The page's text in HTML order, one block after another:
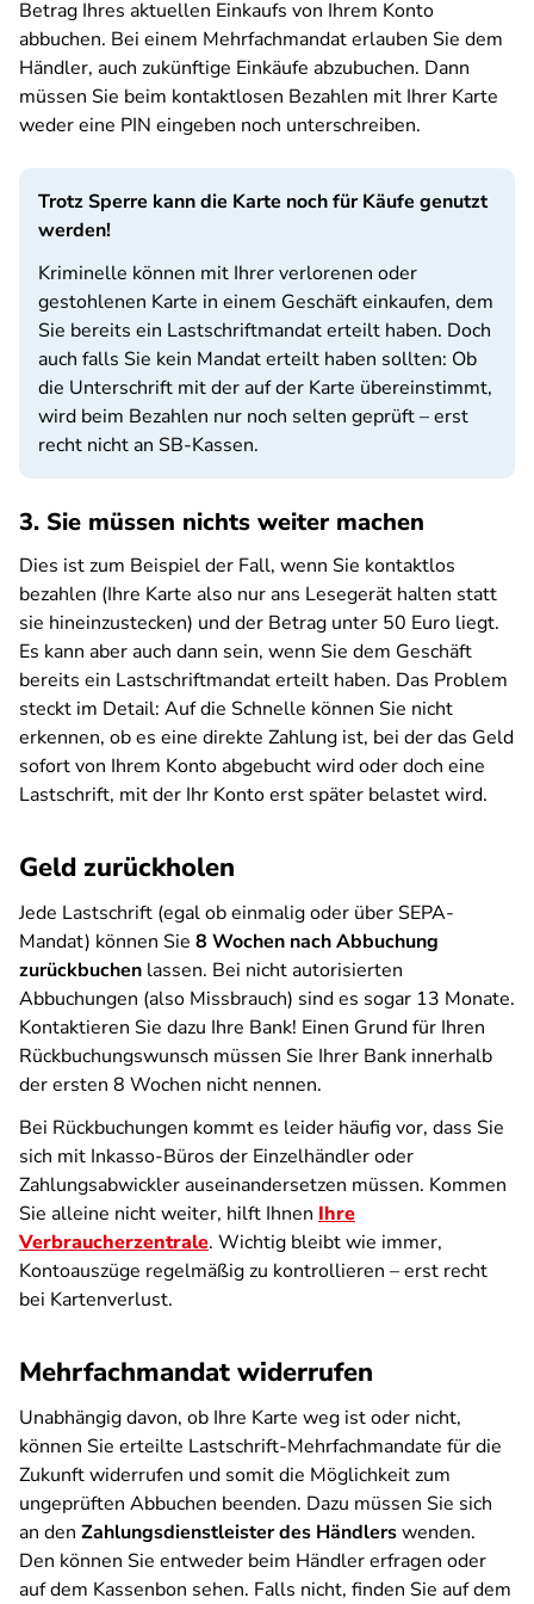
Betrag Ihres aktuellen Einkaufs von Ihrem Konto
abbuchen. Bei einem Mehrfachmandat erlauben Sie dem
Händler, auch zukünftige Einkäufe abzubuchen. Dann
müssen Sie beim kontaktlosen Bezahlen mit Ihrer Karte
weder eine PIN eingeben noch unterschreiben.
Trotz Sperre kann die Karte noch für Käufe genutzt
werden!
Kriminelle können mit Ihrer verlorenen oder
gestohlenen Karte in einem Geschäft einkaufen, dem
Sie bereits ein Lastschriftmandat erteilt haben. Doch
auch falls Sie kein Mandat erteilt haben sollten: Ob
die Unterschrift mit der auf der Karte übereinstimmt,
wird beim Bezahlen nur noch selten geprüft – erst
recht nicht an SB-Kassen.
3. Sie müssen nichts weiter machen
Dies ist zum Beispiel der Fall, wenn Sie kontaktlos
bezahlen (Ihre Karte also nur ans Lesegerät halten statt
sie hineinzustecken) und der Betrag unter 50 Euro liegt.
Es kann aber auch dann sein, wenn Sie dem Geschäft
bereits ein Lastschriftmandat erteilt haben. Das Problem
steckt im Detail: Auf die Schnelle können Sie nicht
erkennen, ob es eine direkte Zahlung ist, bei der das Geld
sofort von Ihrem Konto abgebucht wird oder doch eine
Lastschrift, mit der Ihr Konto erst später belastet wird.
Geld zurückholen
Jede Lastschrift (egal ob einmalig oder über SEPA-
Mandat) können Sie 8 Wochen nach Abbuchung
zurückbuchen lassen. Bei nicht autorisierten
Abbuchungen (also Missbrauch) sind es sogar 13 Monate.
Kontaktieren Sie dazu Ihre Bank! Einen Grund für Ihren
Rückbuchungswunsch müssen Sie Ihrer Bank innerhalb
der ersten 8 Wochen nicht nennen.
Bei Rückbuchungen kommt es leider häufig vor, dass Sie
sich mit Inkasso-Büros der Einzelhändler oder
Zahlungsabwickler auseinandersetzen müssen. Kommen
Sie alleine nicht weiter, hilft Ihnen Ihre
Verbraucherzentrale. Wichtig bleibt wie immer,
Kontoauszüge regelmäßig zu kontrollieren – erst recht
bei Kartenverlust.
Mehrfachmandat widerrufen
Unabhängig davon, ob Ihre Karte weg ist oder nicht,
können Sie erteilte Lastschrift-Mehrfachmandate für die
Zukunft widerrufen und somit die Möglichkeit zum
ungeprüften Abbuchen beenden. Dazu müssen Sie sich
an den Zahlungsdienstleister des Händlerswenden.
Den können Sie entweder beim Händler erfragen oder
auf dem Kassenbon sehen. Falls nicht, finden Sie auf dem